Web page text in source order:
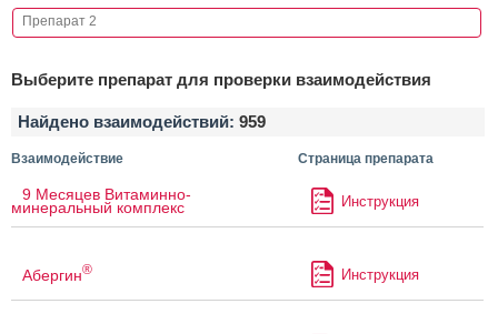
Выберите препарат для проверки взаимодействия
Найдено взаимодействий: 959
Взаимодействие Страница препарата
9 Месяцев Витаминно-
минеральный комплекс Инструкция
Абергин® Инструкция